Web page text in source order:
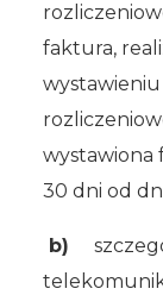
faktura,
wystawiona
30 dni od
b)